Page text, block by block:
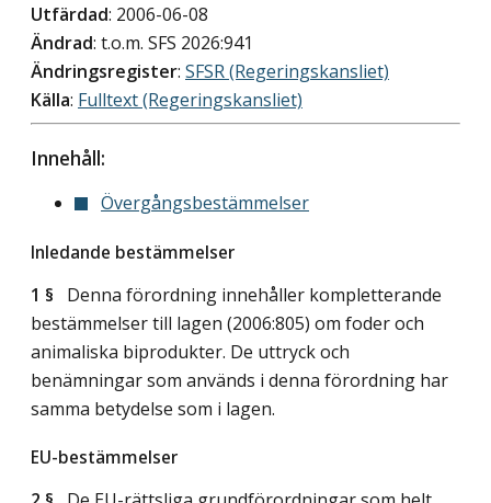
Utfärdad: 2006-06-08
Ändrad: t.o.m. SFS 2026:941
Ändringsregister: SFSR (Regeringskansliet)
Källa: Fulltext (Regeringskansliet)
Innehåll:
Övergångsbestämmelser
Inledande bestämmelser
1 § Denna förordning innehåller kompletterande
bestämmelser till lagen (2006:805) om foder och
animaliska biprodukter. De uttryck och
benämningar som används i denna förordning har
samma betydelse som i lagen.
EU-bestämmelser